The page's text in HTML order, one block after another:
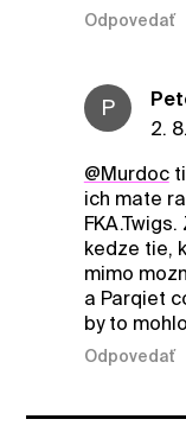
Odpovedať
P
2.
@Murdoc
ich mate
kedze tie,
mimo
a Parqiet
by to
Odpovedať